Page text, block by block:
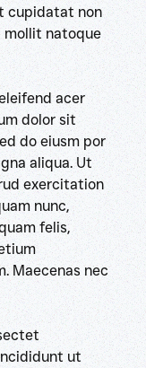
cupidatat non
mollit natoque
acer
dolor sit
do eiusm por
aliqua. Ut
exercitation
nunc,
felis,
Maecenas nec
ut